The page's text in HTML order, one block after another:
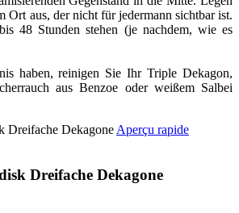
Ort aus, der nicht für jedermann sichtbar ist.
48 Stunden stehen (je nachdem, wie es
haben, reinigen Sie Ihr Triple Dekagon,
aus Benzoe oder weißem Salbei
Aperçu rapide
Dreifache Dekagone